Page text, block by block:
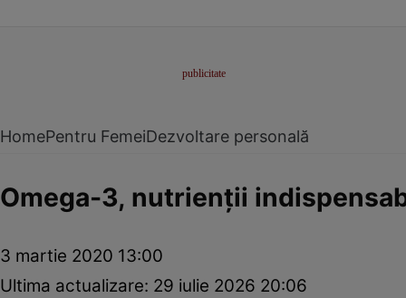
HomePentru FemeiDezvoltare personală
Omega-3, nutrienţii
3 martie 2020 13:00
Ultima actualizare: 29 iulie 2026 20:06